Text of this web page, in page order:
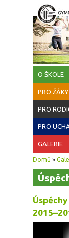
Přejít k hlavnímu
O ŠKOLE
PRO ŽÁKY
PRO
PRO
GALERIE
Jste zde
Domů »